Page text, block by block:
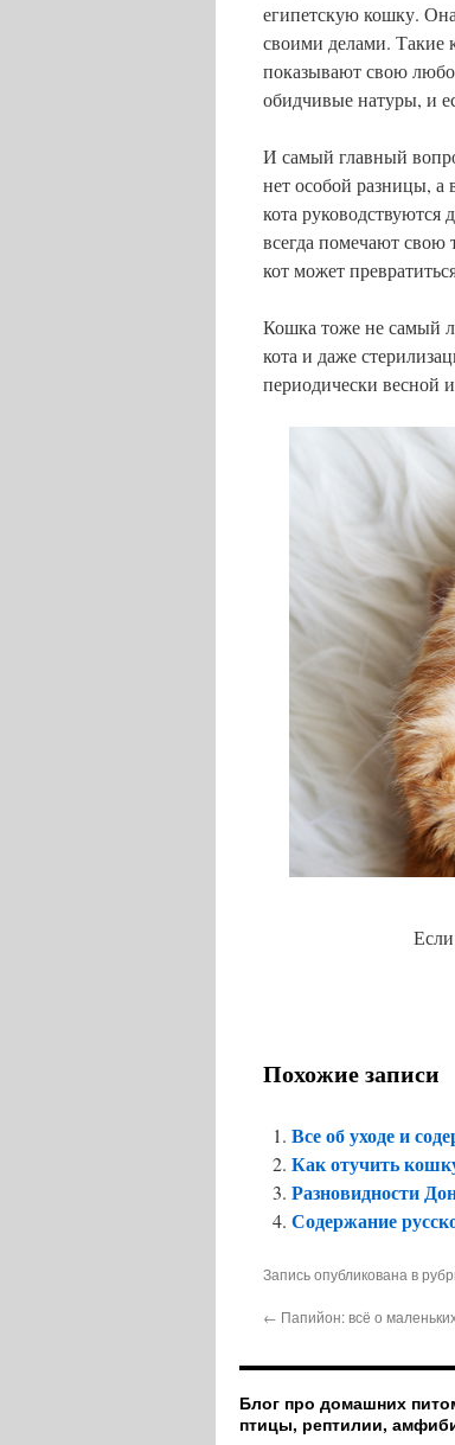
египетскую кошку.
своими делами. Такие
показывают свою
обидчивые натуры, и
И самый главный
нет особой разницы,
кота руководствуются
всегда помечают свою
кот может
Кошка тоже не самый
кота и даже
периодически весной
Похожие записи
Все об уходе и
Как отучить
Разновидности
Содержание
Запись опубликована в
← Папийон: всё о
Блог про домашних
птицы, рептилии,